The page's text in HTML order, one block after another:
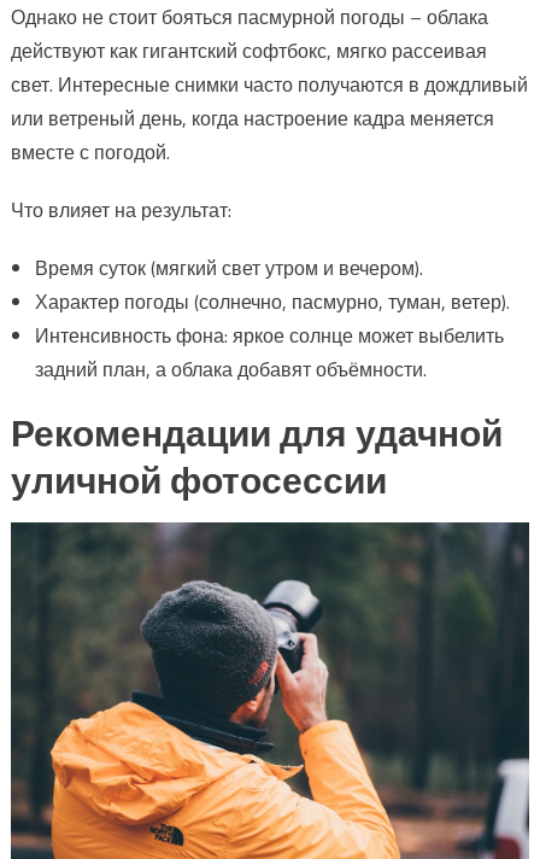
Однако не стоит бояться пасмурной погоды – облака
действуют как гигантский софтбокс, мягко рассеивая
свет. Интересные снимки часто получаются в дождливый
или ветреный день, когда настроение кадра меняется
вместе с погодой.
Что влияет на результат:
Время суток (мягкий свет утром и вечером).
Характер погоды (солнечно, пасмурно, туман, ветер).
Интенсивность фона: яркое солнце может выбелить
задний план, а облака добавят объёмности.
Рекомендации для удачной
уличной фотосессии